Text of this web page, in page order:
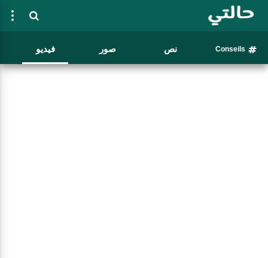
Conseils نص صور فيديو